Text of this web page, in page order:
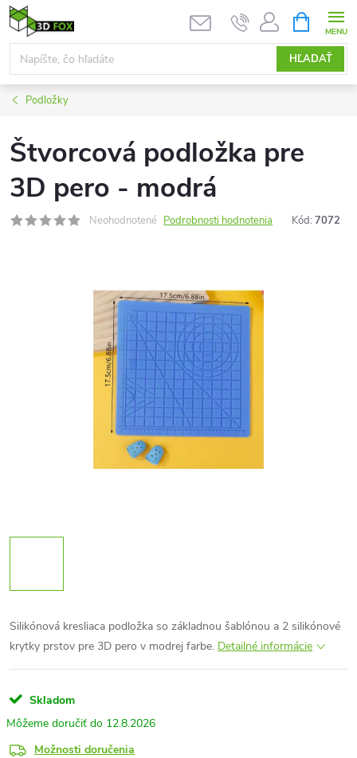
Prejsť
na
obsah
HĽADAŤ
KOŠÍK
Podložky
Štvorcová podložka pre
3D pero - modrá
Neohodnotené Podrobnosti hodnotenia Kód: 7072
Silikónová kresliaca podložka so základnou šablónou a 2 silikónové
krytky prstov pre 3D pero v modrej farbe. Detailné informácie
Skladom
12.8.2026
Možnosti doručenia